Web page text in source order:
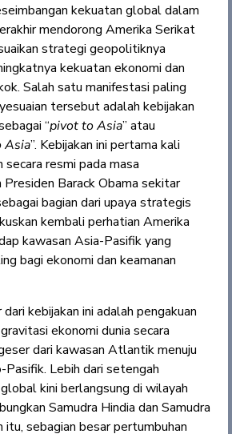
kekuatan global dalam
mendorong Amerika Serikat
strategi geopolitiknya
kekuatan ekonomi dan
Salah satu manifestasi paling
tersebut adalah kebijakan
“pivot to Asia” atau
Asia”. Kebijakan ini pertama kali
secara resmi pada masa
Presiden Barack Obama sekitar
bagian dari upaya strategis
kembali perhatian Amerika
kawasan Asia-Pasifik yang
bagi ekonomi dan keamanan
kebijakan ini adalah pengakuan
ekonomi dunia secara
dari kawasan Atlantik menuju
Pasifik. Lebih dari setengah
kini berlangsung di wilayah
Samudra Hindia dan Samudra
itu, sebagian besar pertumbuhan